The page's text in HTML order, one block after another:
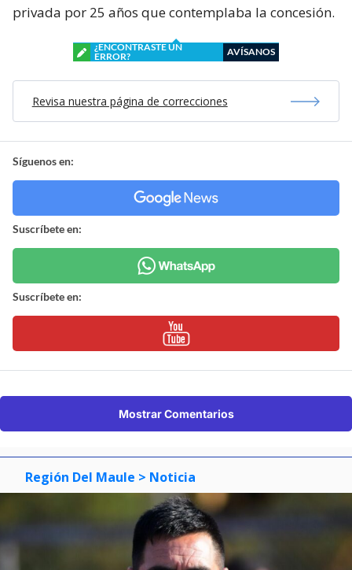
privada por 25 años que contemplaba la concesión.
¿ENCONTRASTE UN
ERROR?
AVÍSANOS
Revisa nuestra página de correcciones
Síguenos en:
Suscríbete en:
Suscríbete en:
Mostrar Comentarios
Región Del Maule > Noticia